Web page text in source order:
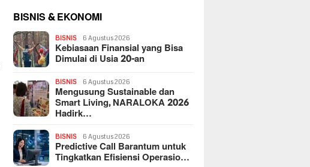
BISNIS & EKONOMI
BISNIS 6 Agustus 2026
Kebiasaan Finansial yang Bisa
Dimulai di Usia 20-an
BISNIS 6 Agustus 2026
Mengusung Sustainable dan
Smart Living, NARALOKA 2026
Hadirk…
BISNIS 6 Agustus 2026
Predictive Call Barantum untuk
Tingkatkan Efisiensi Operasio…